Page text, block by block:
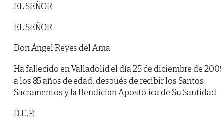
EL SEÑOR
EL SEÑOR
Don Ángel Reyes del Ama
Ha fallecido en Valladolid el día 25 de diciembre de
a los 85 años de edad, después de recibir los Santos
Sacramentos y la Bendición Apostólica de Su Santidad
D.E.P.